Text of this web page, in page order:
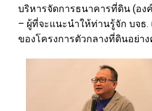
บริหารจัดการธนาคารที่ดิน (อง
– ผู้ที่จะแนะนำให้ท่านรู้จัก บจธ.
ของโครงการตัวกลางที่ดินอย่า